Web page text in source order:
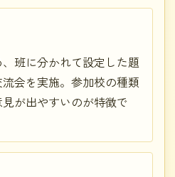
班に分かれて設定した題
会を実施。参加校の種類
が出やすいのが特徴で